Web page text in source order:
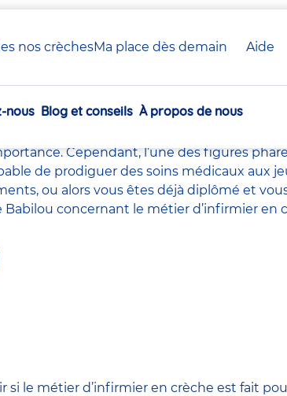
nos crèchesMa place dès demain Aide
nous Blog et conseils À propos de nous
ledirecteur de la crèche, ledirecteur adjoint
Cependant, l’une des figures
de prodiguer des soins médicaux aux
ou alors vous êtes déjà diplômé et
concernant le métier d’infirmier en
le métier d’infirmier en crèche est fait